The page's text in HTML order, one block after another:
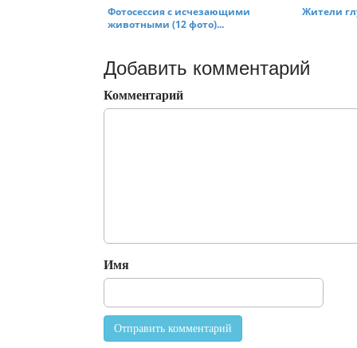
Фотосессия с исчезающими
животными (12 фото)...
Жители
Добавить комментарий
Комментарий
Имя